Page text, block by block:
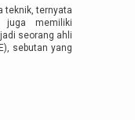
teknik, ternyata
juga memiliki
seorang ahli
sebutan yang